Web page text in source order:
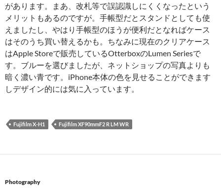
があります。まあ、改札等で誤認識しにくくなったという
メリットもあるのですが。手帳型だとスタンドとしても使
えましたし、やはり手帳型のほうが便利だとなればケース
はそのうち買い替えるかも。ちなみに現在のクリアケース
はApple Storeで販売しているOtterboxのLumen Seriesで
す。ブルーを選びましたが、ネットショップの写真よりも
暗く濃い青です。iPhone本体の色を見せることができます
しデザイン的には気に入っています。
Fujifilm X-H1 Fujifilm XF90mmF2 R LM WR
Photography